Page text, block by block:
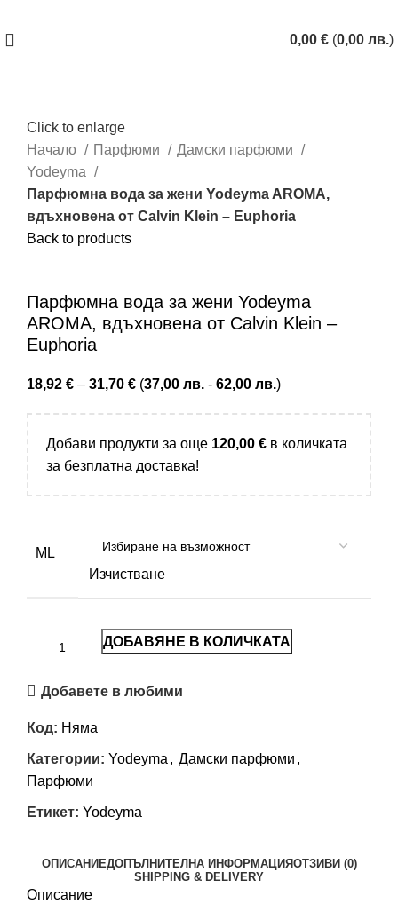
0,00 € (0,00 лв.)
Click to enlarge
Начало
Парфюми
Дамски парфюми
Yodeyma
Парфюмна вода за жени Yodeyma AROMA,
вдъхновена от Calvin Klein – Euphoria
Back to products
Купи с
Парфюмна вода за жени Yodeyma
AROMA, вдъхновена от Calvin Klein –
Euphoria
18,92 € – 31,70 € (37,00 лв. - 62,00 лв.)
Добави продукти за още 120,00 € в количката
за безплатна доставка!
ML
Изчистване
ДОБАВЯНЕ В КОЛИЧКАТА
Добавете в любими
Код: Няма
Категории: Yodeyma , Дамски парфюми ,
Парфюми
Етикет: Yodeyma
ОПИСАНИЕДОПЪЛНИТЕЛНА ИНФОРМАЦИЯОТЗИВИ (0)
SHIPPING & DELIVERY
Описание